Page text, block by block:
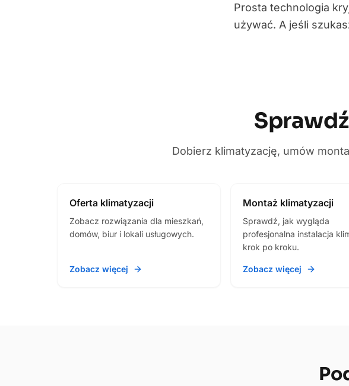
Prosta technologia
używać. A jeśli
Dobierz klimatyzację, umów
Oferta klimatyzacji
Zobacz rozwiązania dla mieszkań,
domów, biur i lokali usługowych.
Zobacz więcej
Montaż klimatyzacji
Sprawdź, jak wygląda
profesjonalna instalacja
krok po kroku.
Zobacz więcej